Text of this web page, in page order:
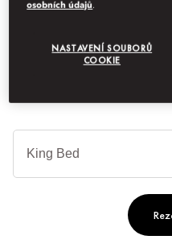
touches in a soothing palette
latest technology ensure
osobních údajů.
NASTAVENÍ SOUBORŮ
COOKIE